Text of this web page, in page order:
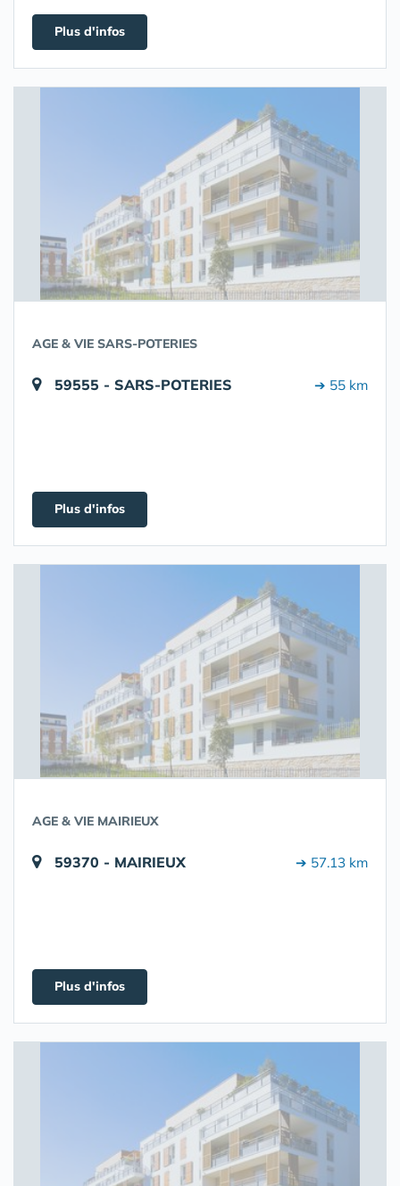
Plus d'infos
AGE & VIE SARS-POTERIES
59555 - SARS-POTERIES ➔ 55 km
Plus d'infos
AGE & VIE MAIRIEUX
59370 - MAIRIEUX ➔ 57.13 km
Plus d'infos